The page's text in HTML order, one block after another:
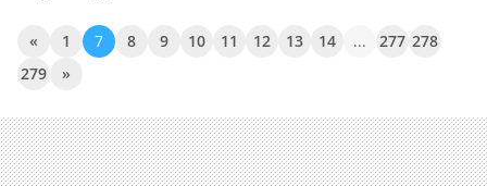
« 1 7 8 9 10 11 12 13 14 ... 277 278
279
»